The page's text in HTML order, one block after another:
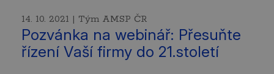
14. 10. 2021 | Tým AMSP ČR
Pozvánka na webinář: Přesuňte
řízení Vaší firmy do 21.století